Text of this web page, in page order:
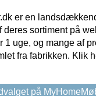
er en
deres sortiment på
1 uge, og mange af
fra fabrikken. Klik
på